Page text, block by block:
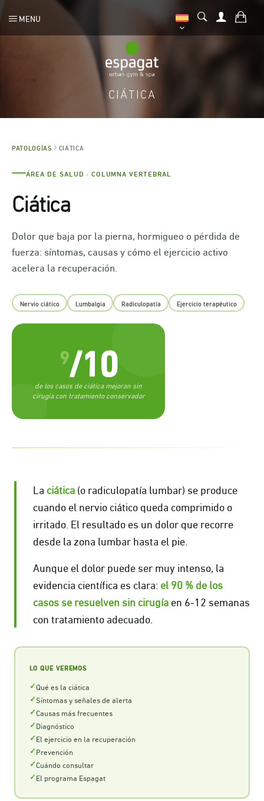
MENU
CIÁTICA
PATOLOGÍAS CIÁTICA
ÁREA DE SALUD · COLUMNA VERTEBRAL
Ciática
Dolor que baja por la pierna, hormigueo o pérdida de
fuerza: síntomas, causas y cómo el ejercicio activo
acelera la recuperación.
Nervio ciático Lumbalgia Radiculopatía Ejercicio terapéutico
9/10
de los casos de ciática mejoran sin
cirugía con tratamiento conservador
La ciática(o radiculopatía lumbar) se produce
cuando el nervio ciático queda comprimido o
irritado. El resultado es un dolor que recorre
desde la zona lumbar hasta el pie.
Aunque el dolor puede ser muy intenso, la
evidencia científica es clara: el 90 % de los
casos se resuelven sin cirugíaen 6-12 semanas
con tratamiento adecuado.
LO QUE VEREMOS
Qué es la ciática
Síntomas y señales de alerta
Causas más frecuentes
Diagnóstico
El ejercicio en la recuperación
Prevención
Cuándo consultar
El programa Espagat